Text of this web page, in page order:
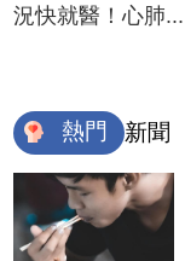
況快就醫！心肺...
熱門 新聞